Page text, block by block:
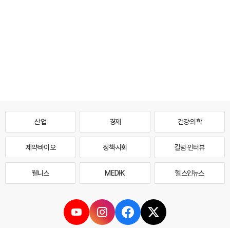
산업 경제 건강·의학
제약·바이오 정책·사회 칼럼·인터뷰
웰니스 MEDI·K 헬스인뉴스